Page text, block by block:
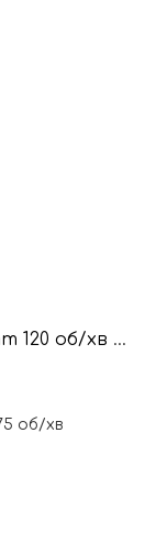
Електродвигун 24 вольта 250 ват 120 об/хв редукторний